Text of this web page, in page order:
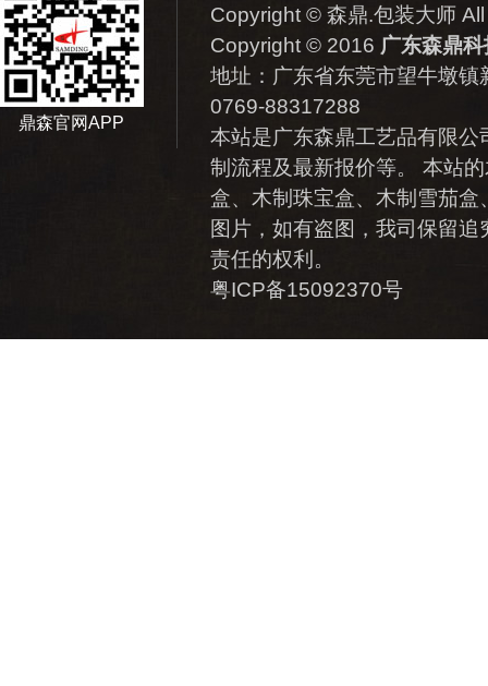
鼎森官网APP
Copyright © 森鼎.包装大师
Copyright © 2016 广东森鼎
地址： 广东省东莞市望牛墩镇
0769-88317288
本站是广东森鼎工艺品有限
制流程及最新报价等。 本站
盒、木制珠宝盒、木制雪茄
图片，如有盗图，我司保留追
责任的权利。
粤ICP备15092370号